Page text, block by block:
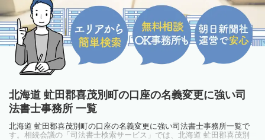
北海道 虻田郡喜茂別町の口座の名義変更に強い司
法書士事務所 一覧
北海道 虻田郡喜茂別町の口座の名義変更に強い司法書士事務所一覧で
す。相続会議の「司法書士検索サービス」では、北海道 虻田郡喜茂別